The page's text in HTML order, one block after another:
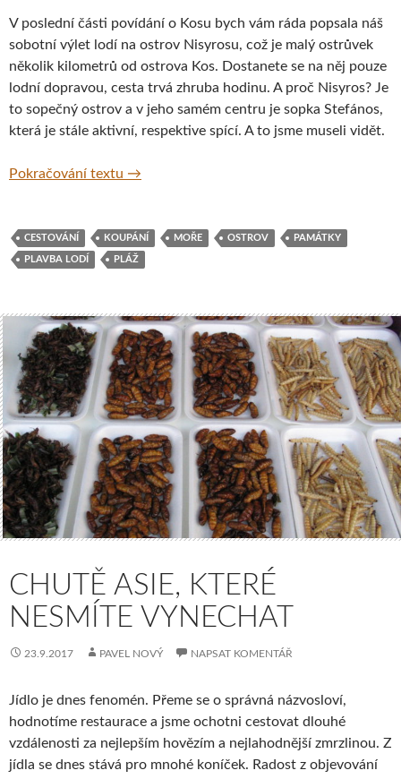
V poslední části povídání o Kosu bych vám ráda popsala náš
sobotní výlet lodí na ostrov Nisyrosu, což je malý ostrůvek
několik kilometrů od ostrova Kos. Dostanete se na něj pouze
lodní dopravou, cesta trvá zhruba hodinu. A proč Nisyros? Je
to sopečný ostrov a v jeho samém centru je sopka Stefános,
která je stále aktivní, respektive spící. A to jsme museli vidět.
Pokračování textu Spící sopka a mořská potvora – na Kosu
→
CESTOVÁNÍ KOUPÁNÍ MOŘE OSTROV PAMÁTKY
PLAVBA LODÍ PLÁŽ
CHUTĚ ASIE, KTERÉ
NESMÍTE VYNECHAT
23.9.2017 PAVEL NOVÝ NAPSAT KOMENTÁŘ
Jídlo je dnes fenomén. Přeme se o správná názvosloví,
hodnotíme restaurace a jsme ochotni cestovat dlouhé
vzdálenosti za nejlepším hovězím a nejlahodnější zmrzlinou. Z
jídla se dnes stává pro mnohé koníček. Radost z objevování